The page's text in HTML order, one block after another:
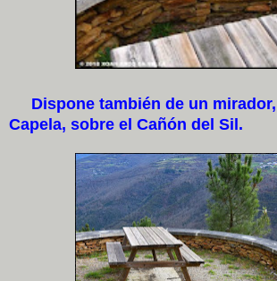
Dispone también de un mirador,
Capela, sobre el Cañón del Sil.